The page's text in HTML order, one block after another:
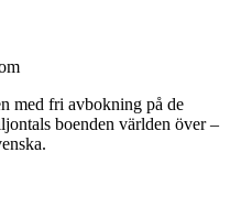
med fri avbokning på de
boenden världen över –